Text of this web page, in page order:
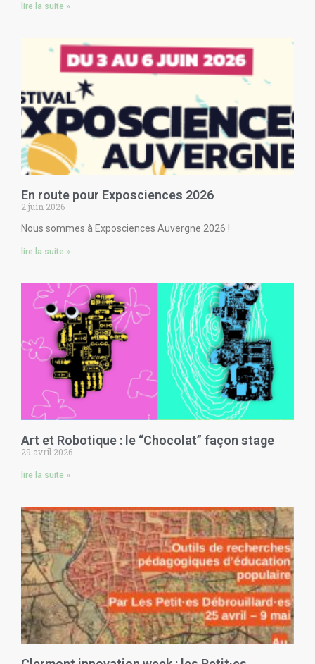
lire la suite »
En route pour Exposciences 2026
2 juin 2026
Nous sommes à Exposciences Auvergne 2026 !
lire la suite »
Art et Robotique : le “Chocolat” façon stage
29 avril 2026
lire la suite »